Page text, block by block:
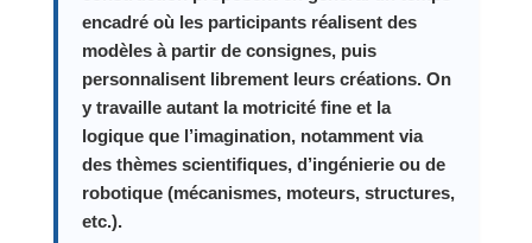
encadré où les participants réalisent des
modèles à partir de consignes, puis
personnalisent librement leurs créations. On
y travaille autant la motricité fine et la
logique que l’imagination, notamment via
des thèmes scientifiques, d’ingénierie ou de
robotique (mécanismes, moteurs, structures,
etc.).